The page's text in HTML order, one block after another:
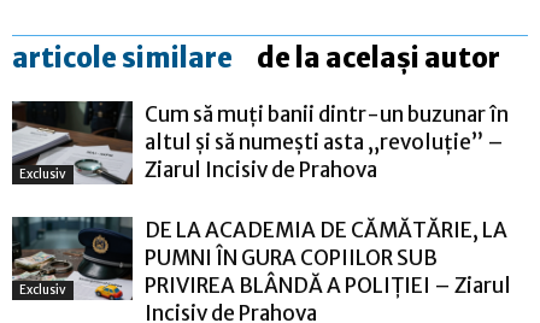
articole similare de la același autor
Exclusiv
Cum să muți banii dintr-un buzunar în
altul și să numești asta „revoluție” –
Ziarul Incisiv de Prahova
Exclusiv
DE LA ACADEMIA DE CĂMĂTĂRIE, LA
PUMNI ÎN GURA COPIILOR SUB
PRIVIREA BLÂNDĂ A POLIȚIEI – Ziarul
Incisiv de Prahova